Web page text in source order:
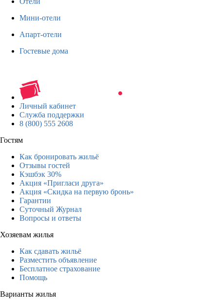
Мини-отели
Апарт-отели
Гостевые дома
Личный кабинет
Служба поддержки
8 (800) 555 2608
Гостям
Как бронировать жильё
Отзывы гостей
Кэшбэк 30%
Акция «Пригласи друга»
Акция «Скидка на первую бронь»
Гарантии
Суточный Журнал
Вопросы и ответы
Хозяевам жилья
Как сдавать жильё
Разместить объявление
Бесплатное страхование
Помощь
Варианты жилья